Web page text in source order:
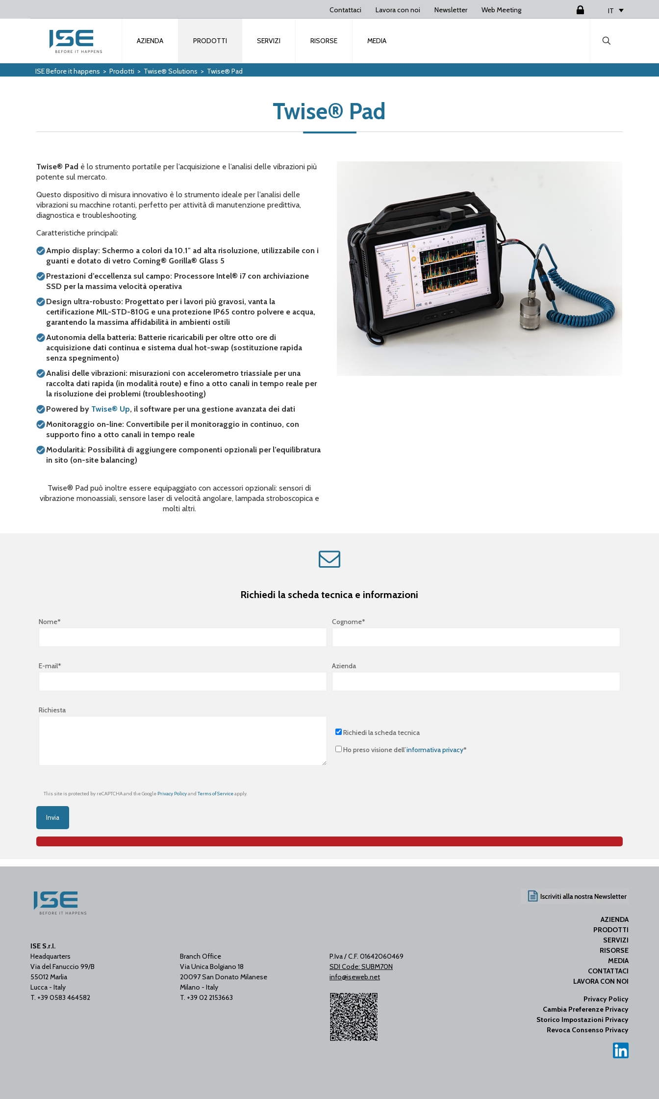
Contattaci Lavora con noi Newsletter Web Meeting IT
AZIENDA PRODOTTI SERVIZI RISORSE MEDIA
ISE Before it happens > Prodotti > Twise® Solutions > Twise® Pad
Twise® Pad
Twise® Pad è lo strumento portatile per l’acquisizione e l’analisi delle vibrazioni più
potente sul mercato.
Questo dispositivo di misura innovativo è lo strumento ideale per l’analisi delle
vibrazioni su macchine rotanti, perfetto per attività di manutenzione predittiva,
diagnostica e troubleshooting.
Caratteristiche principali:
Ampio display: Schermo a colori da 10.1″ ad alta risoluzione, utilizzabile con i
guanti e dotato di vetro Corning® Gorilla® Glass 5
Prestazioni d’eccellenza sul campo: Processore Intel® i7 con archiviazione
SSD per la massima velocità operativa
Design ultra-robusto: Progettato per i lavori più gravosi, vanta la
certificazione MIL-STD-810G e una protezione IP65 contro polvere e acqua,
garantendo la massima affidabilità in ambienti ostili
Autonomia della batteria: Batterie ricaricabili per oltre otto ore di
acquisizione dati continua e sistema dual hot-swap (sostituzione rapida
senza spegnimento)
Analisi delle vibrazioni: misurazioni con accelerometro triassiale per una
raccolta dati rapida (in modalità route) e fino a otto canali in tempo reale per
la risoluzione dei problemi (troubleshooting)
Powered by Twise® Up, il software per una gestione avanzata dei dati
Monitoraggio on-line: Convertibile per il monitoraggio in continuo, con
supporto fino a otto canali in tempo reale
Modularità: Possibilità di aggiungere componenti opzionali per l’equilibratura
in sito (on-site balancing)
Twise® Pad può inoltre essere equipaggiato con accessori opzionali: sensori di
vibrazione monoassiali, sensore laser di velocità angolare, lampada stroboscopica e
molti altri.
Richiedi la scheda tecnica e informazioni
Nome* Cognome*
E-mail* Azienda
Richiesta
Richiedi la scheda tecnica
Ho preso visione dell’informativa privacy*
This site is protected by reCAPTCHA and the Google Privacy PolicyandTerms of Serviceapply.
ISE S.r.l.
Headquarters
Via del Fanuccio 99/B
55012 Marlia
Lucca - Italy
T. +39 0583 464582
Branch Office
Via Unica Bolgiano 18
20097 San Donato Milanese
Milano - Italy
T. +39 02 2153663
P.Iva / C.F. 01642060469
SDI Code: SUBM70N
info@iseweb.net
AZIENDA
PRODOTTI
SERVIZI
RISORSE
MEDIA
CONTATTACI
LAVORA CON NOI
Privacy Policy
Cambia Preferenze Privacy
Storico Impostazioni Privacy
Revoca Consenso Privacy